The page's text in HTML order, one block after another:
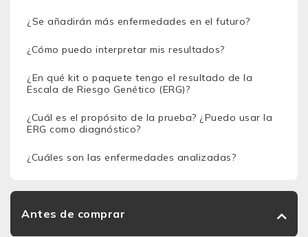
¿Se añadirán más enfermedades en el futuro?
¿Cómo puedo interpretar mis resultados?
¿En qué kit o paquete tengo el resultado de la
Escala de Riesgo Genético (ERG)?
¿Cuál es el propósito de la prueba? ¿Puedo usar la
ERG como diagnóstico?
¿Cuáles son las enfermedades analizadas?
Antes de comprar